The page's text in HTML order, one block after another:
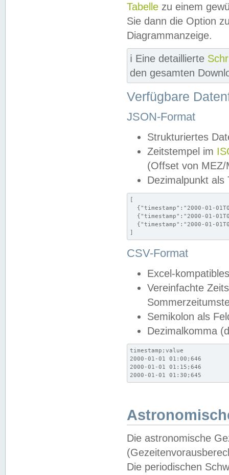
Tabelle zu einem
Sie dann die Option
Diagrammanzeige.
ℹ️ Eine detaillierte
den gesamten
Verfügbare
JSON-Format
Strukturiertes
Zeitstempel im
(Offset von MEZ/
Dezimalpunkt als
[
{"timestamp":"2000-01-
{"timestamp":"2000-01-
{"timestamp":"2000-01-
]
CSV-Format
Excel-
Vereinfachte
Semikolon als
Dezimalkomma
timestamp;value
2000-01-01 01:00;646
2000-01-01 01:15;646
2000-01-01 01:30;645
Die astronomische
Die periodischen